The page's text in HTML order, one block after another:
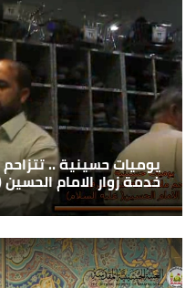
يوميات حسينية ..
خدمة زوار الامام